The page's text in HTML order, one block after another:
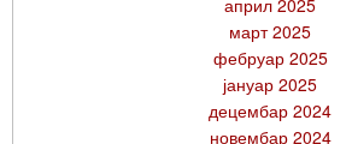
март 2025
фебруар 2025
јануар 2025
децембар 2024
новембар 2024